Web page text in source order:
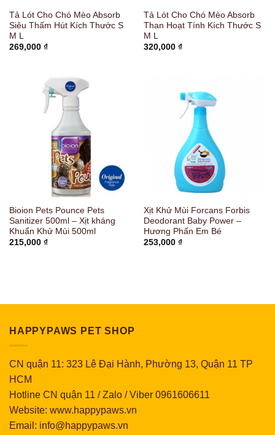
Tả Lót Cho Chó Mèo Absorb
Siêu Thấm Hút Kích Thước S
M L
269,000 ₫
Tả Lót Cho Chó Mèo Absorb
Than Hoạt Tính Kích Thước S
M L
320,000 ₫
Bioion Pets Pounce Pets
Sanitizer 500ml – Xịt kháng
Khuẩn Khử Mùi 500ml
215,000 ₫
Xịt Khử Mùi Forcans Forbis
Deodorant Baby Power –
Hương Phấn Em Bé
253,000 ₫
HAPPYPAWS PET SHOP
CN quận 11: 323 Lê Đại Hành, Phường 13, Quận 11 TP
HCM
Hotline CN quận 11 / Zalo / Viber 0961606611
Website: www.happypaws.vn
Email: info@happypaws.vn